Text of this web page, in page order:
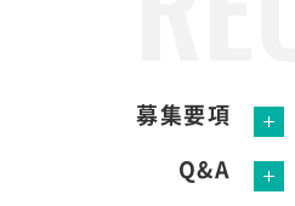
募集要項
Q&A